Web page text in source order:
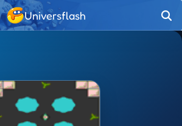
Universflash